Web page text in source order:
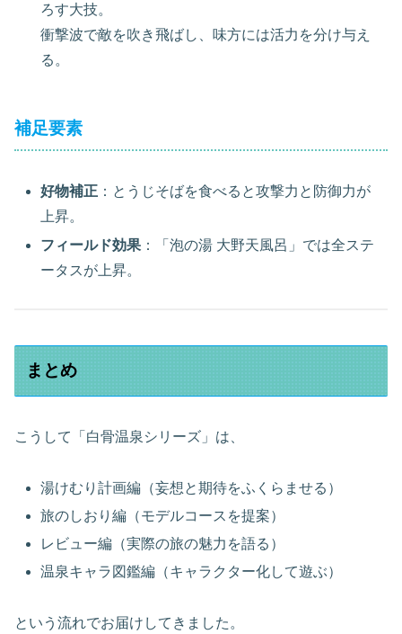
ろす大技。
衝撃波で敵を吹き飛ばし、味方には活力を分け与え
る。
補足要素
好物補正 ：とうじそばを食べると攻撃力と防御力が
上昇。
フィールド効果 ：「泡の湯 大野天風呂」では全ステ
ータスが上昇。
まとめ
こうして「白骨温泉シリーズ」は、
湯けむり計画編（妄想と期待をふくらませる）
旅のしおり編（モデルコースを提案）
レビュー編（実際の旅の魅力を語る）
温泉キャラ図鑑編（キャラクター化して遊ぶ）
という流れでお届けしてきました。